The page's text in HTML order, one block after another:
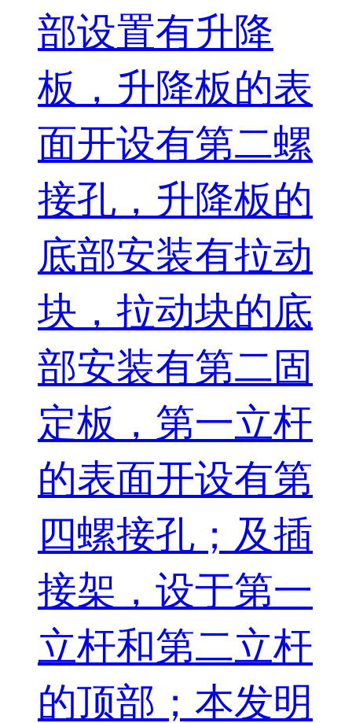
部设置有升降
板，升降板的表
面开设有第二螺
接孔，升降板的
底部安装有拉动
块，拉动块的底
部安装有第二固
定板，第一立杆
的表面开设有第
四螺接孔；及插
接架，设于第一
立杆和第二立杆
的顶部；本发明